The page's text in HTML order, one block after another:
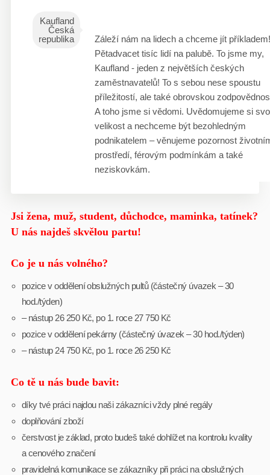
Kaufland
Česká
republika
Záleží nám na lidech a chceme jít příkladem!
Pětadvacet tisíc lidí na palubě. To jsme my,
Kaufland - jeden z největších českých
zaměstnavatelů! To s sebou nese spoustu
příležitostí, ale také obrovskou
A toho jsme si vědomi. Uvědomujeme si
velikost a nechceme být bezohledným
podnikatelem – věnujeme pozornost
prostředí, férovým podmínkám a také
neziskovkám.
Jsi žena, muž, student, důchodce, maminka, tatínek?
U nás najdeš skvělou partu!
Co je u nás volného?
pozice v oddělení obslužných pultů (částečný úvazek – 30
hod./týden)
– nástup 26 250 Kč, po 1. roce 27 750 Kč
pozice v oddělení pekárny (částečný úvazek – 30 hod./týden)
– nástup 24 750 Kč, po 1. roce 26 250 Kč
Co tě u nás bude bavit:
díky tvé práci najdou naši zákazníci vždy plné regály
doplňování zboží
čerstvost je základ, proto budeš také dohlížet na kontrolu kvality
a cenového značení
pravidelná komunikace se zákazníky při práci na obslužných